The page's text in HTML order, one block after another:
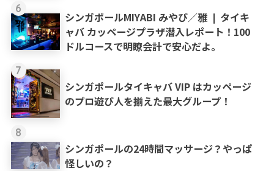
6
シンガポールMIYABI みやび／雅 ❘ タイキ
ャバ カッページプラザ潜入レポート！100
ドルコースで明瞭会計で安心だよ。
7
シンガポールタイキャバ VIP はカッページ
のプロ遊び人を揃えた最大グループ！
8
シンガポールの24時間マッサージ？やっぱ
怪しいの？